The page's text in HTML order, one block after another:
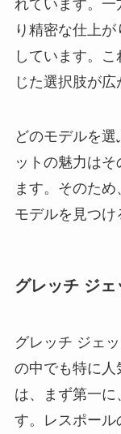
れています。一
り精密な仕上
しています。
じた選択肢が広
どのモデルを
ットの魅力は
ます。そのた
モデルを見つけ
グレッチ ジ
グレッチ ジェ
の中でも特に人
は、まず第一に
す。レスポール